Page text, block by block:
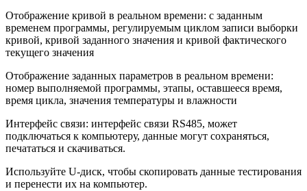
Отображение кривой в реальном времени: с заданным
временем программы, регулируемым циклом записи выборки
кривой, кривой заданного значения и кривой фактического
текущего значения
Отображение заданных параметров в реальном времени:
номер выполняемой программы, этапы, оставшееся время,
время цикла, значения температуры и влажности
Интерфейс связи: интерфейс связи RS485, может
подключаться к компьютеру, данные могут сохраняться,
печататься и скачиваться.
Используйте U-диск, чтобы скопировать данные тестирования
и перенести их на компьютер.